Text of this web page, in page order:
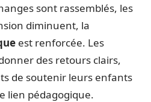
sont rassemblés, les
diminuent, la
est renforcée. Les
des retours clairs,
de soutenir leurs enfants
lien pédagogique.